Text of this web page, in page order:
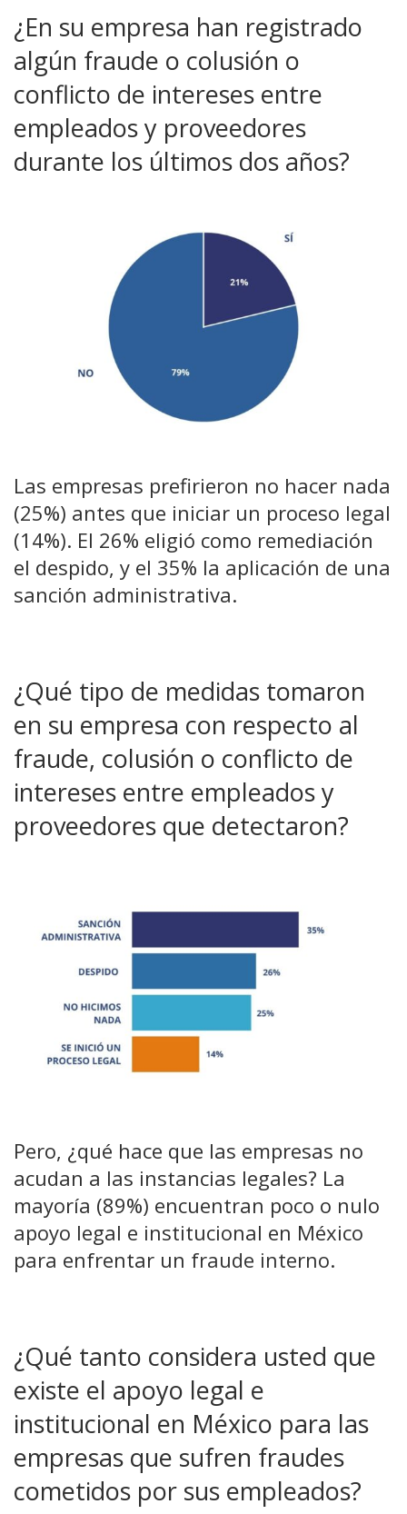
¿En su empresa han registrado
algún fraude o colusión o
conflicto de intereses entre
empleados y proveedores
durante los últimos dos años?
Las empresas prefirieron no hacer nada
(25%) antes que iniciar un proceso legal
(14%). El 26% eligió como remediación
el despido, y el 35% la aplicación de una
sanción administrativa.
¿Qué tipo de medidas tomaron
en su empresa con respecto al
fraude, colusión o conflicto de
intereses entre empleados y
proveedores que detectaron?
Pero, ¿qué hace que las empresas no
acudan a las instancias legales? La
mayoría (89%) encuentran poco o nulo
apoyo legal e institucional en México
para enfrentar un fraude interno.
¿Qué tanto considera usted que
existe el apoyo legal e
institucional en México para las
empresas que sufren fraudes
cometidos por sus empleados?